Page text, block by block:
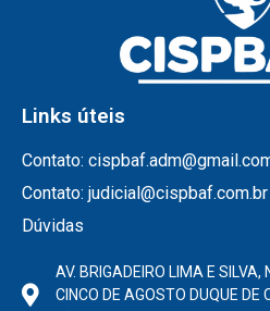
Links úteis
Contato:
Contato: judicial@cispbaf.com.br
Dúvidas
AV. BRIGADEIRO LIMA E
CINCO DE AGOSTO DUQUE